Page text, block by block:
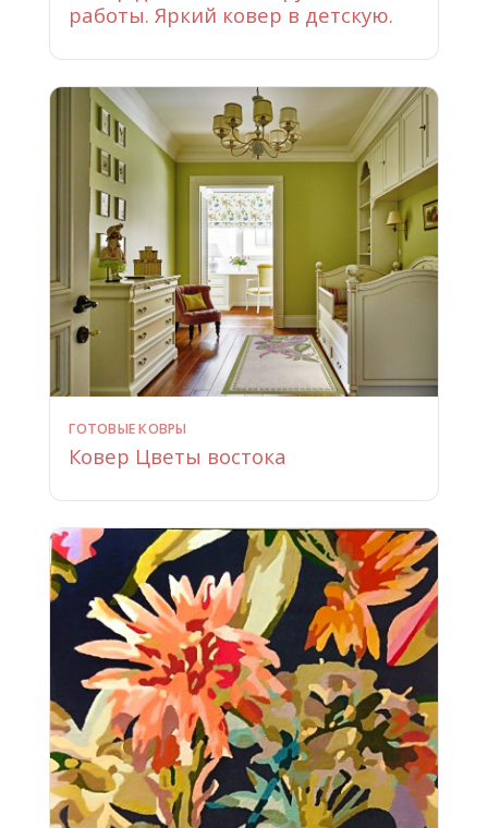
работы. Яркий ковер в детскую.
ГОТОВЫЕ КОВРЫ
Ковер Цветы востока